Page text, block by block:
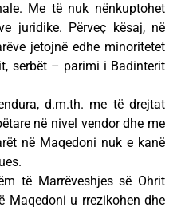
Me të nuk nënkuptohet
juridike. Përveç kësaj, në
jetojnë edhe minoritetet
serbët – parimi i Badinterit
d.m.th. me të drejtat
në nivel vendor dhe me
në Maqedoni nuk e kanë
të Marrëveshjes së Ohrit
Maqedoni u rrezikohen dhe